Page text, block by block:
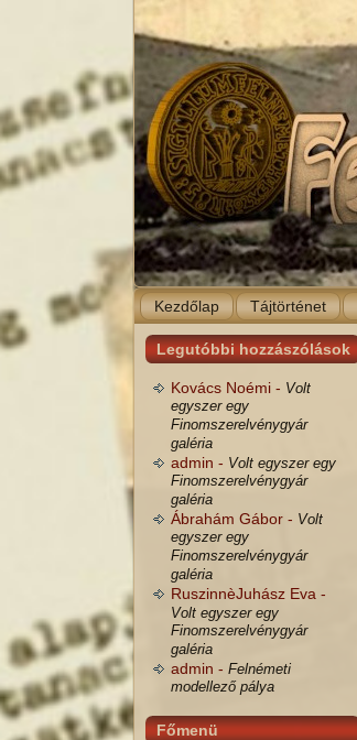
Kezdőlap Tájtörténet
Legutóbbi hozzászólások
Kovács Noémi - Volt
egyszer egy
Finomszerelvénygyár
galéria
admin - Volt egyszer egy
Finomszerelvénygyár
galéria
Ábrahám Gábor - Volt
egyszer egy
Finomszerelvénygyár
galéria
RuszinnèJuhász Eva -
Volt egyszer egy
Finomszerelvénygyár
galéria
admin - Felnémeti
modellező pálya
Főmenü